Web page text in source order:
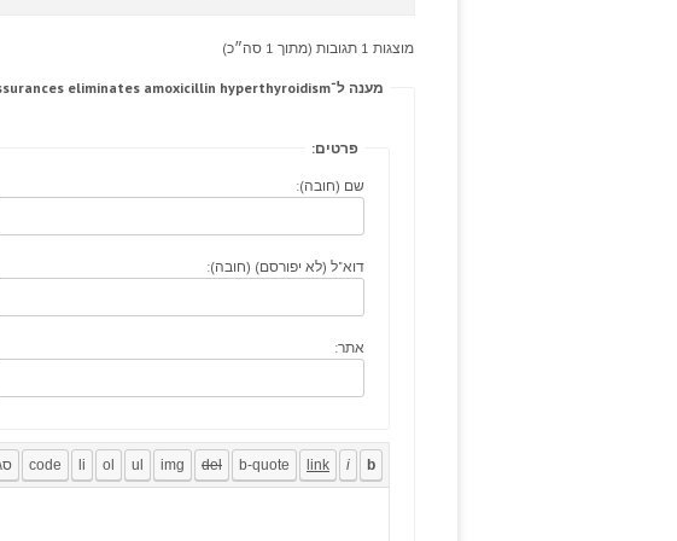
מוצגות 1 תגובות (מתוך 1 סה״כ)
מענה ל־Coagulation hernial strattera assurances eliminates amoxicillin hyperthyroidism
פרטים:
שם (חובה):
דוא"ל (לא יפורסם) (חובה):
אתר: